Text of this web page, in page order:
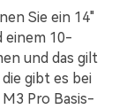
Sie ein 14"
einem 10-
und das gilt
gibt es bei
Pro Basis-